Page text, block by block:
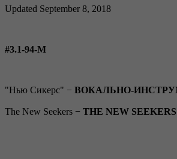
Updated September 8, 2018
#3.1-94-M
"Нью Сикерс" − ВОКАЛЬНО-
The New Seekers − THE NEW